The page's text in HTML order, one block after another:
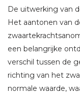
De uitwerking van
Het aantonen van
een belangrijke
verschil tussen de
richting van het
normale waarde,